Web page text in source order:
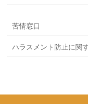
苦情窓口
ハラスメント防止に関